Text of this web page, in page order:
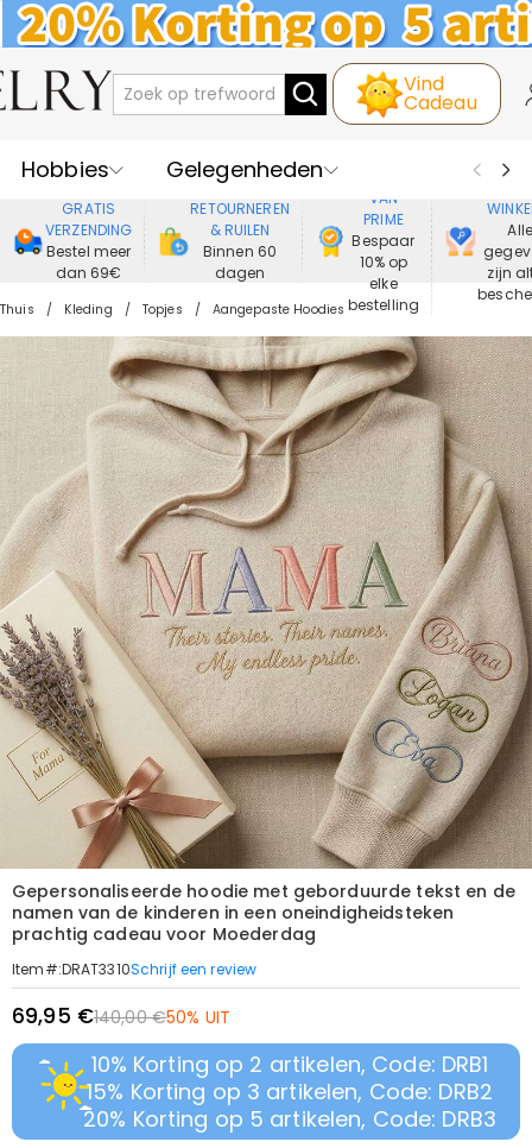
Vind
Cadeau
Hobbies
Gelegenheden
Recipienten
Best Verkochte
Nieuwe
Juwelen
Wonen&Leven
Kleding
GRATIS
VERZENDING
Bestel meer
dan 69€
RETOURNEREN
& RUILEN
Binnen 60
dagen
VAN
PRIME
Bespaar
10% op
elke
bestelling
Alle
zijn
Thuis Kleding Topjes Aangepaste Hoodies
Gepersonaliseerde hoodie met geborduurde tekst en de
namen van de kinderen in een oneindigheidsteken
prachtig cadeau voor Moederdag
Item#:DRAT3310Schrijf een review
69,95 €140,00 €50% UIT
10% Korting op 2 artikelen, Code: DRB1
15% Korting op 3 artikelen, Code: DRB2
20% Korting op 5 artikelen, Code: DRB3